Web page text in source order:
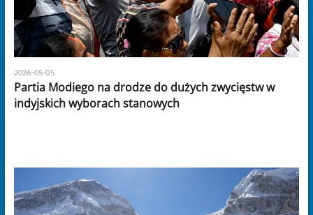
2026-05-05
Partia Modiego na drodze do dużych zwycięstw w
indyjskich wyborach stanowych